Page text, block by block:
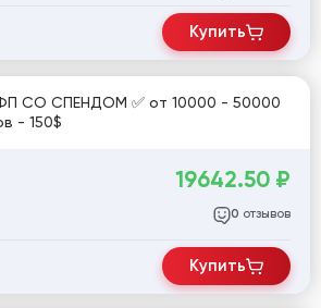
Купить
СО СПЕНДОМ ✅ от 10000 - 50000
- 150$
19642.50 ₽
0 отзывов
Купить